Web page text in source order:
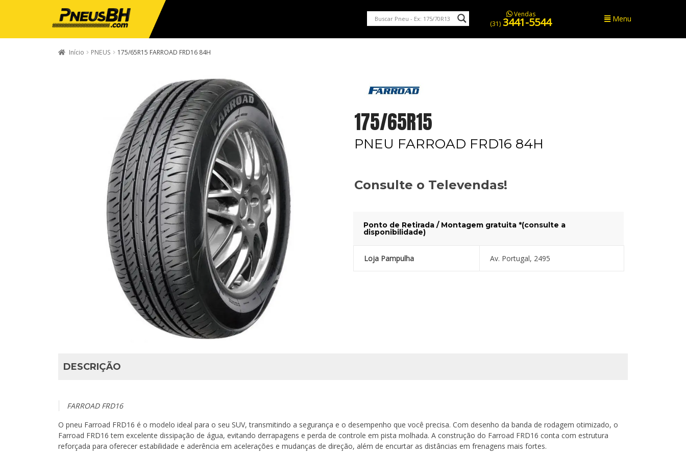
Vendas
(31) 3441-5544 Menu
Início PNEUS 175/65R15 FARROAD FRD16 84H
175/65R15
PNEU FARROAD FRD16 84H
Consulte o Televendas!
Ponto de Retirada / Montagem gratuita *(consulte a
disponibilidade)
Loja Pampulha Av. Portugal, 2495
DESCRIÇÃO
FARROAD FRD16
O pneu Farroad FRD16 é o modelo ideal para o seu SUV, transmitindo a segurança e o desempenho que você precisa. Com desenho da banda de rodagem otimizado, o
Farroad FRD16 tem excelente dissipação de água, evitando derrapagens e perda de controle em pista molhada. A construção do Farroad FRD16 conta com estrutura
reforçada para oferecer estabilidade e aderência em acelerações e mudanças de direção, além de encurtar as distâncias em frenagens mais fortes.